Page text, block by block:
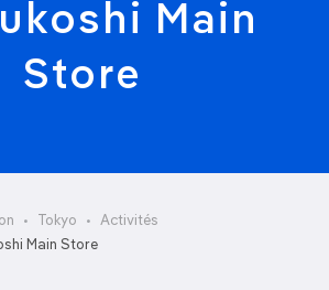
Main
Store
Tokyo
Activités
Main Store